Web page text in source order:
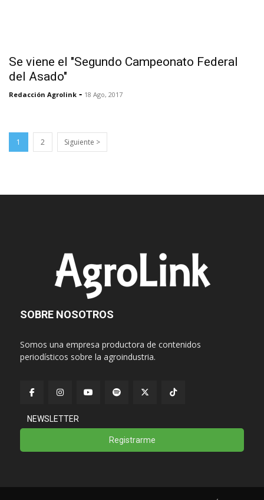
Se viene el "Segundo Campeonato Federal
del Asado"
Redacción Agrolink - 18 Ago, 2017
1 2 Siguiente >
SOBRE NOSOTROS
Somos una empresa productora de contenidos
periodísticos sobre la agroindustria.
NEWSLETTER
Registrarme